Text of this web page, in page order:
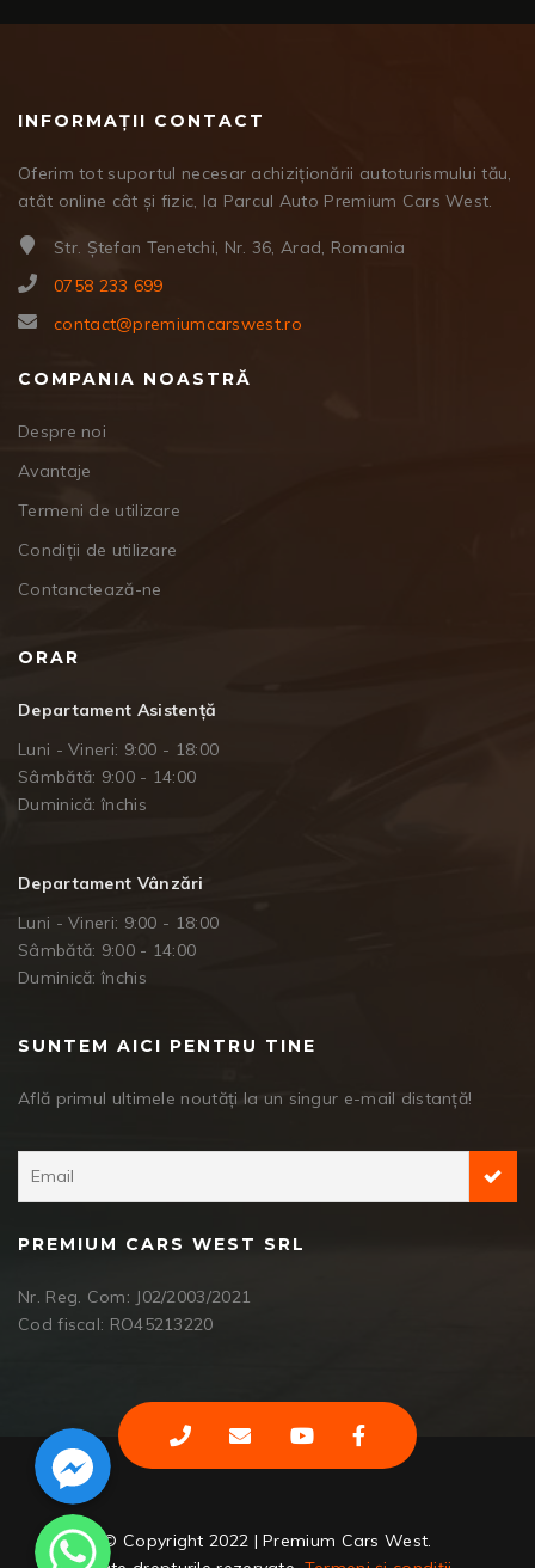
INFORMAȚII CONTACT
Oferim tot suportul necesar achiziționării autoturismului tău,
atât online cât și fizic, la Parcul Auto Premium Cars West.
Str. Ștefan Tenetchi, Nr. 36, Arad, Romania
0758 233 699
contact@premiumcarswest.ro
COMPANIA NOASTRĂ
Despre noi
Avantaje
Termeni de utilizare
Condiții de utilizare
Contanctează-ne
ORAR
Departament Asistență
Luni - Vineri: 9:00 - 18:00
Sâmbătă: 9:00 - 14:00
Duminică: închis
Departament Vânzări
Luni - Vineri: 9:00 - 18:00
Sâmbătă: 9:00 - 14:00
Duminică: închis
SUNTEM AICI PENTRU TINE
Află primul ultimele noutăți la un singur e-mail distanță!
PREMIUM CARS WEST SRL
Nr. Reg. Com: J02/2003/2021
Cod fiscal: RO45213220
© Copyright 2022 | Premium Cars West.
Facebook Messenger
WhatsApp